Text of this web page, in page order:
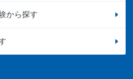
から探す